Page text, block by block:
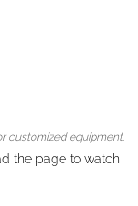
customized equipment.
the page to watch